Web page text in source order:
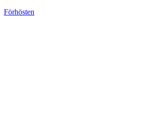
Förhösten